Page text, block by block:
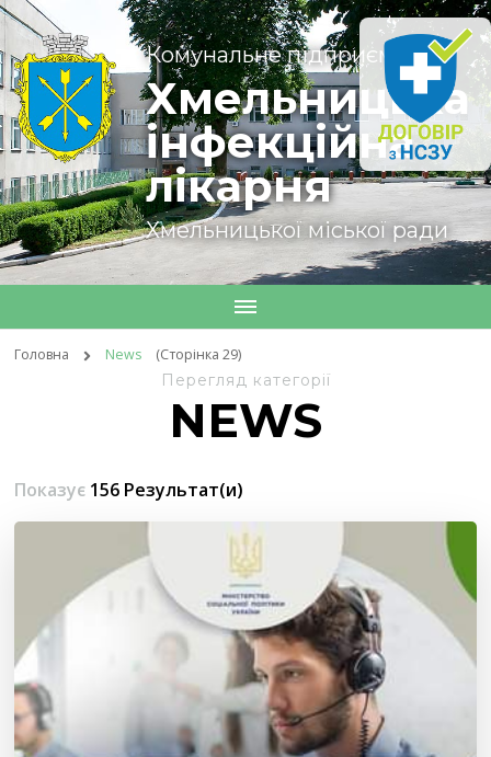
Комунальне підприємство
Хмельницька
інфекційна
лікарня
Хмельницької міської ради
Головна News (Сторінка 29)
Перегляд категорії
NEWS
Показує 156 Результат(и)